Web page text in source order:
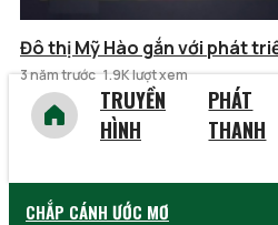
Đô thị Mỹ Hào gắn với phát
3 năm trước 1.9K lượt xem
TRUYỀN
HÌNH
PHÁT
THANH
CHẮP CÁNH ƯỚC MƠ